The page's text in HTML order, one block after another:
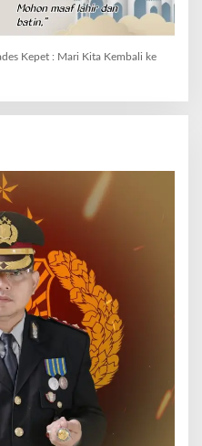
Kepet : Mari Kita Kembali ke